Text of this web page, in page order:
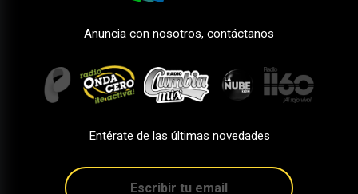
Anuncia con nosotros, contáctanos
Entérate de las últimas novedades